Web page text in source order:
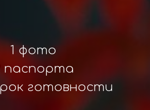
1 фото
паспорта
готовности